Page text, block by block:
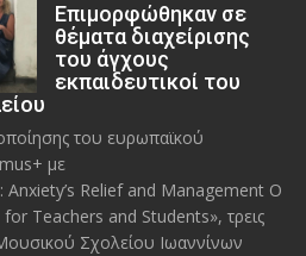
Eπιμορφώθηκαν σε
θέματα διαχείρισης
του άγχους
εκπαιδευτικοί του
του ευρωπαϊκού
με
Anxiety’s Relief and Management O
Teachers and Students», τρεις
Σχολείου Ιωαννίνων